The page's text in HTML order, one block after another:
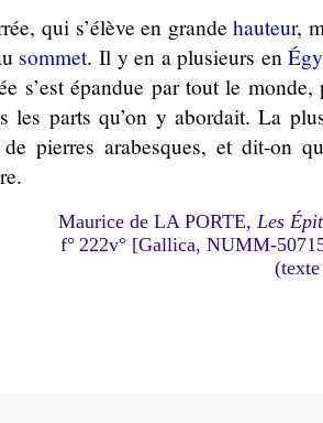
qui s’élève en grandehau­teur,
som­met. Il y en a plu­sieurs en
s’est épan­due par tout le monde,
les parts qu’on y abor­dait. La
pierres ara­besques, et dit-on
Maurice de LA PORTE,Les
f° 222v° [Gallica, NUMM-